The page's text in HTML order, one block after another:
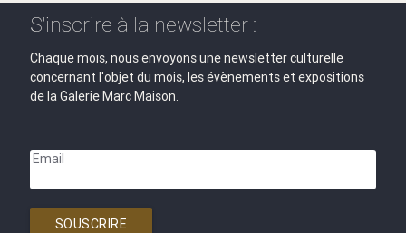
S'inscrire à la newsletter :
Chaque mois, nous envoyons une newsletter culturelle
concernant l'objet du mois, les évènements et expositions
de la Galerie Marc Maison.
Email
SOUSCRIRE